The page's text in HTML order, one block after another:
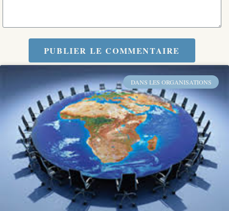
DANS LES ORGANISATIONS
PUBLIER LE COMMENTAIRE